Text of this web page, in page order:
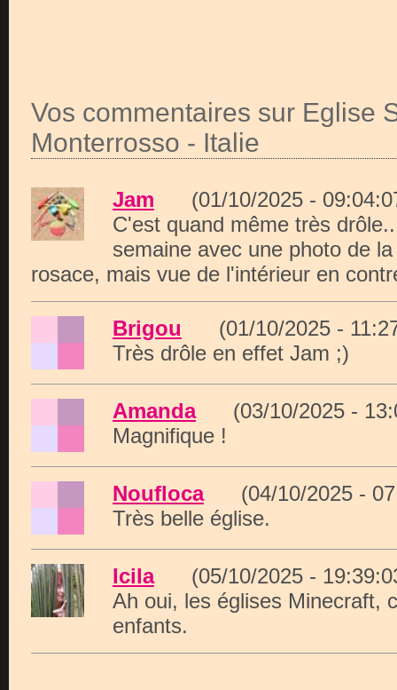
Vos commentaires sur Eglise
Monterrosso - Italie
Jam (01/10/2025 -
C'est quand même très
semaine avec une photo de
rosace, mais vue de l'intérieur en
Brigou (01/10/2025 -
Très drôle en effet Jam ;)
Amanda(03/10/2025 -
Magnifique !
Noufloca(04/10/2025 -
Très belle église.
Icila(05/10/2025 -
Ah oui, les églises Minecraft,
enfants.